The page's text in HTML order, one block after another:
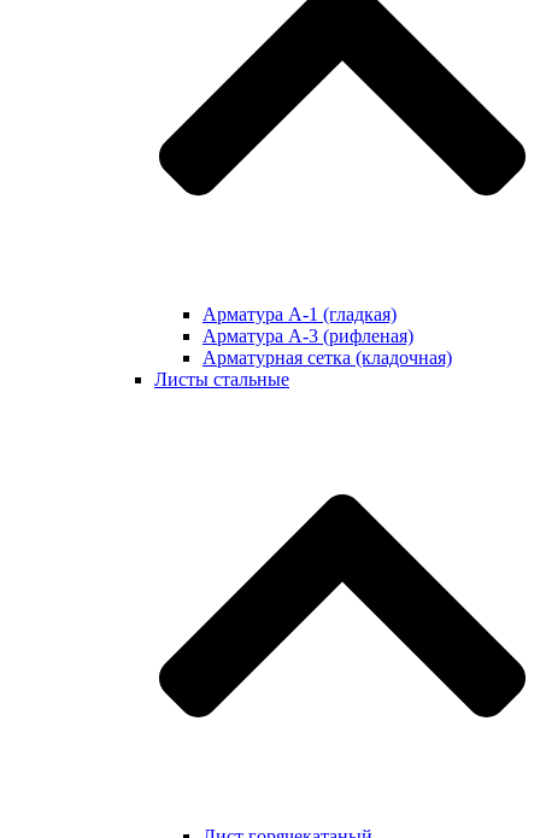
Арматура А-1 (гладкая)
Арматура А-3 (рифленая)
Арматурная сетка (кладочная)
Листы стальные